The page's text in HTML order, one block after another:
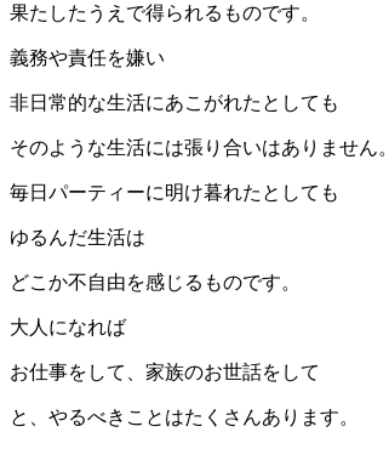
果たしたうえで得られるものです。
義務や責任を嫌い
非日常的な生活にあこがれたとしても
そのような生活には張り合いはありません。
毎日パーティーに明け暮れたとしても
ゆるんだ生活は
どこか不自由を感じるものです。
大人になれば
お仕事をして、家族のお世話をして
と、やるべきことはたくさんあります。